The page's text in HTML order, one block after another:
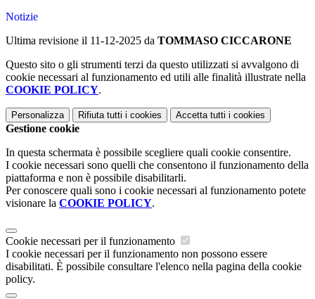
Notizie
Ultima revisione il 11-12-2025 da TOMMASO CICCARONE
Questo sito o gli strumenti terzi da questo utilizzati si avvalgono di
cookie necessari al funzionamento ed utili alle finalità illustrate nella
COOKIE POLICY.
Personalizza Rifiuta tutti i cookies Accetta tutti i cookies
Gestione cookie
In questa schermata è possibile scegliere quali cookie consentire.
I cookie necessari sono quelli che consentono il funzionamento della
piattaforma e non è possibile disabilitarli.
Per conoscere quali sono i cookie necessari al funzionamento potete
visionare la COOKIE POLICY.
Cookie necessari per il funzionamento
I cookie necessari per il funzionamento non possono essere
disabilitati. È possibile consultare l'elenco nella pagina della cookie
policy.